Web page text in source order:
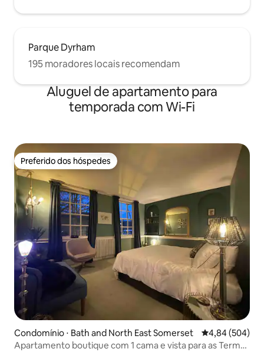
Parque Dyrham
195 moradores locais recomendam
Aluguel de apartamento para
temporada com Wi-Fi
Preferido dos hóspedes
Preferido dos hóspedes
Condomínio ⋅ Bath and North East Somerset 4,84 de uma
4,84 (504)
Apartamento boutique com 1 cama e vista para as Termas